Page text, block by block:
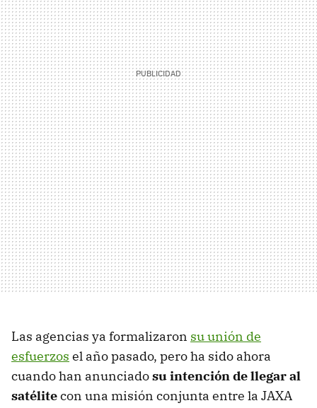
Las agencias ya formalizaron su unión de
esfuerzos el año pasado, pero ha sido ahora
cuando han anunciadosu intención de llegar al
satélitecon una misión conjunta entre la JAXA